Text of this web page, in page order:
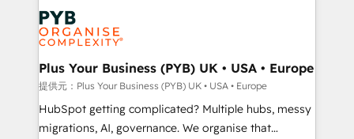
powerful growth engine. Built to convert, scale, and
drive results.
and growth-led companies across technology,
professional services, financial services and
industrial sectors. Offices in Johannesburg, Cape
Town, Dubai & London. 500+ HubSpot CRM
implementations delivered. AI visibility coverage
across ChatGPT, Claude, Perplexity, Gemini and
Google AI Overviews. HubSpot Impact Award -
Plus Your Business (PYB) UK • USA • Europe
提供元：Plus Your Business (PYB) UK • USA • Europe
HubSpot getting complicated? Multiple hubs, messy
migrations, AI, governance. We organise that